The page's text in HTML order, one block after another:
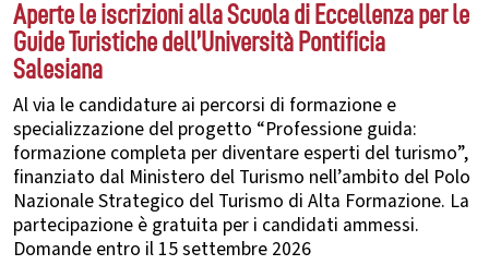
Aperte le iscrizioni alla Scuola di Eccellenza per le
Guide Turistiche dell’Università Pontificia
Salesiana
Al via le candidature ai percorsi di formazione e
specializzazione del progetto “Professione guida:
formazione completa per diventare esperti del turismo”,
finanziato dal Ministero del Turismo nell’ambito del Polo
Nazionale Strategico del Turismo di Alta Formazione. La
partecipazione è gratuita per i candidati ammessi.
Domande entro il 15 settembre 2026